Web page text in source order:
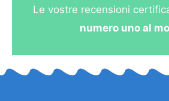
Le vostre recensioni
numero uno al